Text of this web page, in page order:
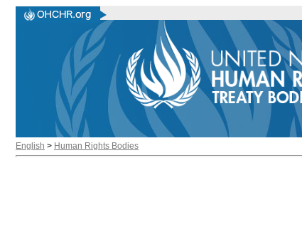
English > Human Rights Bodies